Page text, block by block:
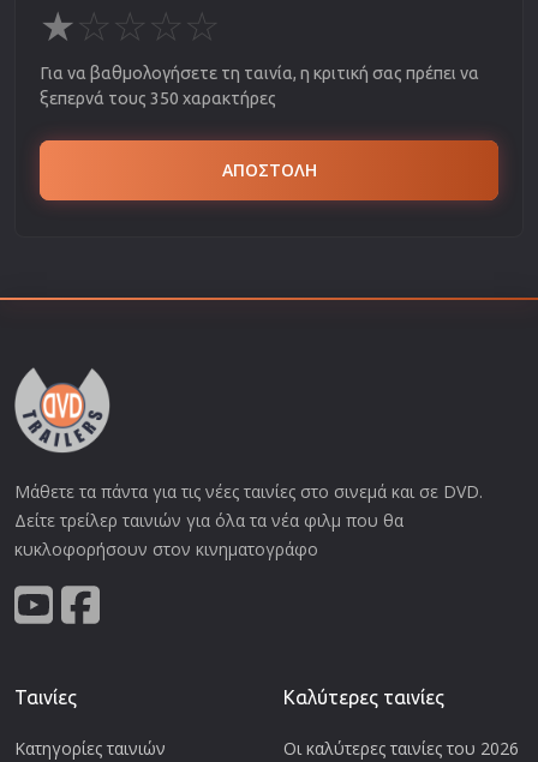
★☆☆☆☆
Για να βαθμολογήσετε τη ταινία, η κριτική σας πρέπει να
ξεπερνά τους 350 χαρακτήρες
ΑΠΟΣΤΟΛΗ
Μάθετε τα πάντα για τις νέες ταινίες στο σινεμά και σε DVD.
Δείτε τρείλερ ταινιών για όλα τα νέα φιλμ που θα
κυκλοφορήσουν στον κινηματογράφο
Ταινίες
Κατηγορίες ταινιών
Καλύτερες ταινίες
Οι καλύτερες ταινίες του 2026